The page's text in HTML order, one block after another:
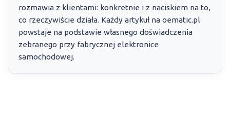
rozmawia z klientami: konkretnie i z naciskiem na to,
co rzeczywiście działa. Każdy artykuł na oematic.pl
powstaje na podstawie własnego doświadczenia
zebranego przy fabrycznej elektronice
samochodowej.